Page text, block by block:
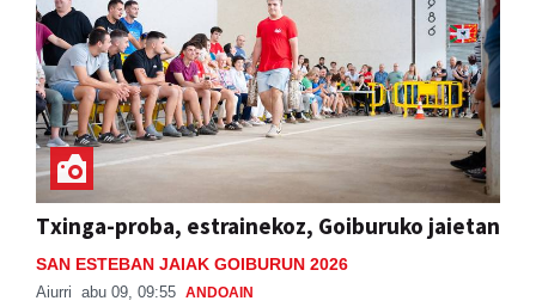
Txinga-proba, estrainekoz, Goiburuko jaietan
SAN ESTEBAN JAIAK GOIBURUN 2026
Aiurri abu 09, 09:55 ANDOAIN